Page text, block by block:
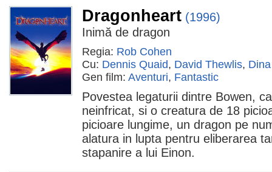
Dragonheart (1996)
Inimă de dragon
Regia: Rob Cohen
Cu: Dennis Quaid, David Thewlis,
Gen film: Aventuri, Fantastic
Povestea legaturii dintre Bowen,
neinfricat, si o creatura de 18
picioare lungime, un dragon pe
alatura in lupta pentru eliberarea
stapanire a lui Einon.